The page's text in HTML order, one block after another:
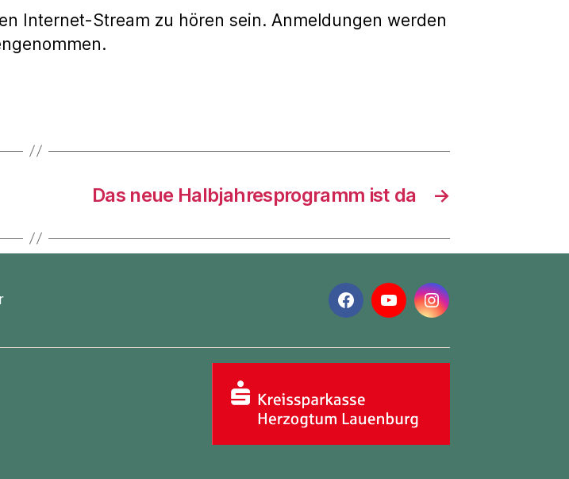
Internet-Stream zu hören sein. Anmeldungen werden
→
Das neue Halbjahresprogramm ist da
FacebookYouTubeInstagram